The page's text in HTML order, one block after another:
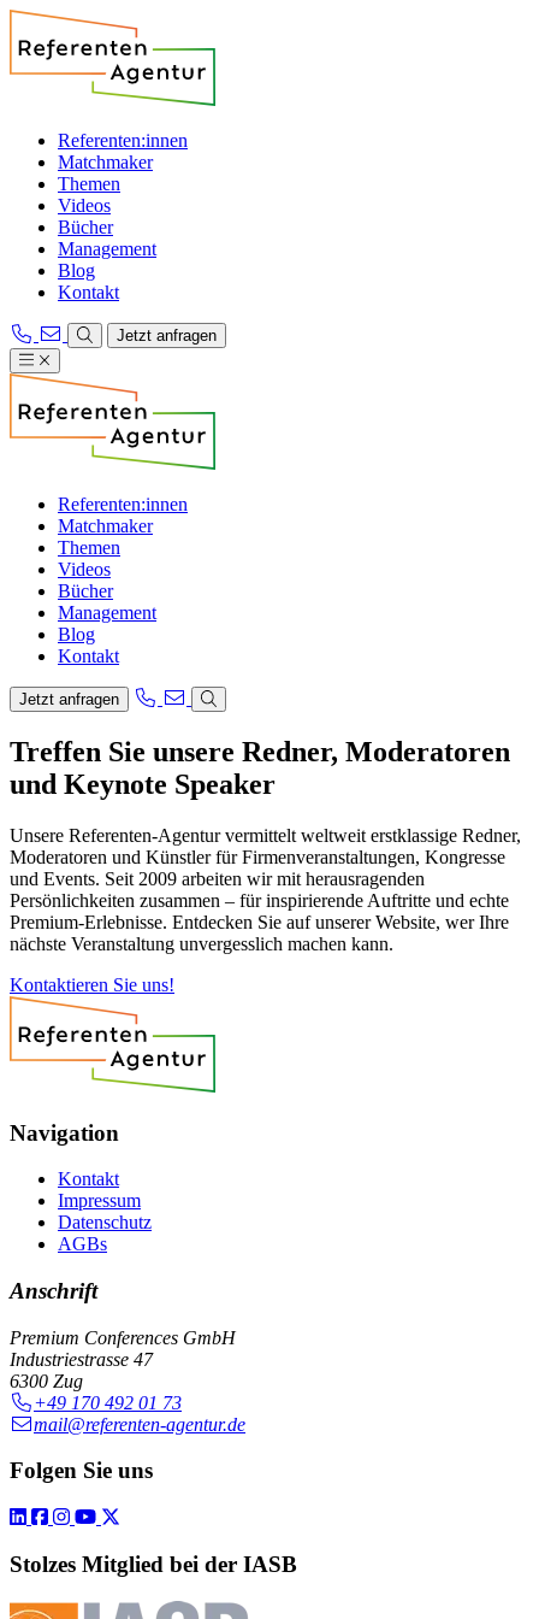
Referenten:innen
Matchmaker
Themen
Videos
Bücher
Management
Blog
Kontakt
Jetzt anfragen
Referenten:innen
Matchmaker
Themen
Videos
Bücher
Management
Blog
Kontakt
Jetzt anfragen
Treffen Sie unsere Redner, Moderatoren
und Keynote Speaker
Unsere Referenten-Agentur vermittelt weltweit erstklassige Redner,
Moderatoren und Künstler für Firmenveranstaltungen, Kongresse
und Events. Seit 2009 arbeiten wir mit herausragenden
Persönlichkeiten zusammen – für inspirierende Auftritte und echte
Premium-Erlebnisse. Entdecken Sie auf unserer Website, wer Ihre
nächste Veranstaltung unvergesslich machen kann.
Kontaktieren Sie uns!
Navigation
Kontakt
Impressum
Datenschutz
AGBs
Anschrift
Premium Conferences GmbH
Industriestrasse 47
6300 Zug
+49 170 492 01 73
mail@referenten-agentur.de
Folgen Sie uns
Stolzes Mitglied bei der IASB